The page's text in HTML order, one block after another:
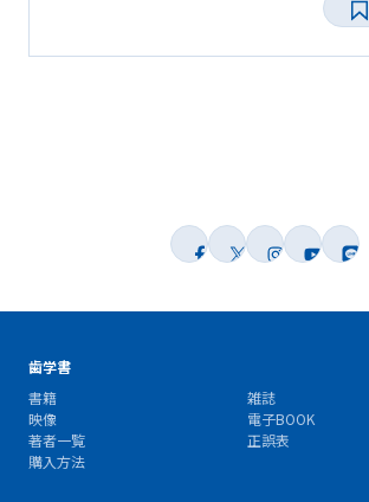
歯学書
書籍
雑誌
映像
電子BOOK
著者一覧
正誤表
購入方法